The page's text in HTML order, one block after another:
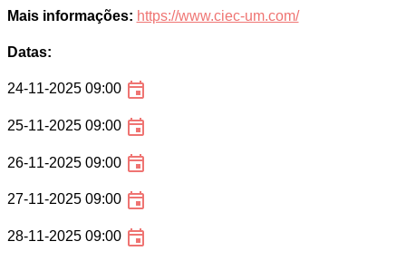
Mais informações: https://www.ciec-um.com/
Datas:
24-11-2025 09:00
25-11-2025 09:00
26-11-2025 09:00
27-11-2025 09:00
28-11-2025 09:00